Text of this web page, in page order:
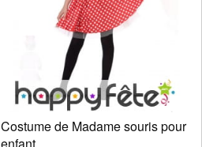
Costume de Madame souris pour